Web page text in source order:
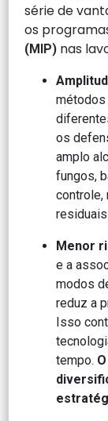
série de
os
(MIP) nas
métodos
os
amplo
fungos,
controle,
Menor
e a
modos
reduz a
Isso
tempo. O